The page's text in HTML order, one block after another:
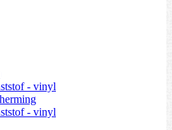
- vinyl
- vinyl